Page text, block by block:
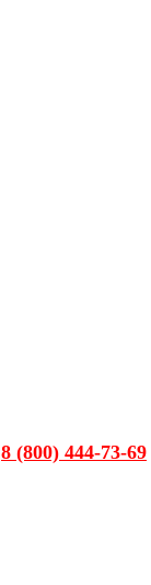
8 (800) 444-73-69